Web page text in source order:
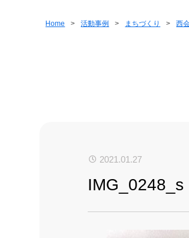
Home > 活動事例 > まちづくり > 西
2021.01.27
IMG_0248_s